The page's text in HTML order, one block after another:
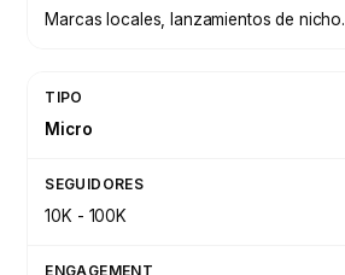
Marcas locales, lanzamientos de nicho.
Micro
10K - 100K